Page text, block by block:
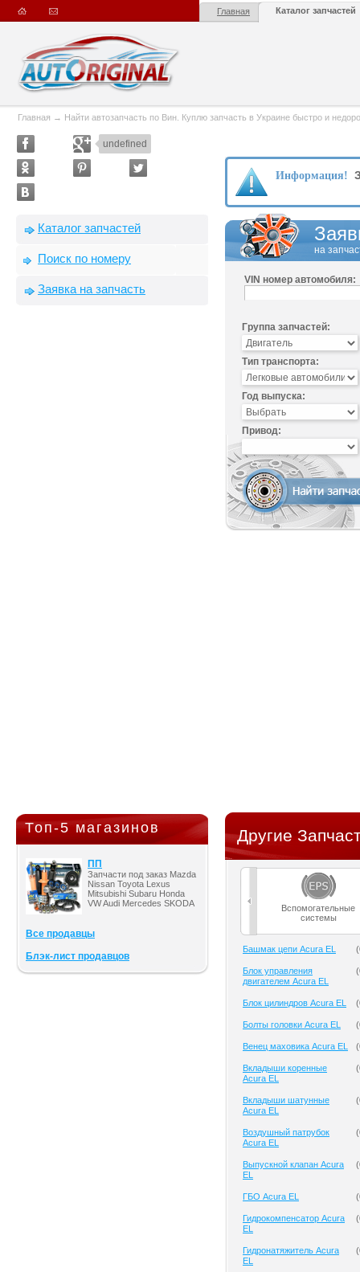
Главная Каталог запчастей
Главная → Найти автозапчасть по Вин. Куплю запчасть в Украине быстро и
undefined
Каталог запчастей
Поиск по номеру
Заявка на запчасть
Топ-5 магазинов
ПП
Запчасти под заказ Mazda
Nissan Toyota Lexus
Mitsubishi Subaru Honda
VW Audi Mercedes SKODA
Все продавцы
Блэк-лист продавцов
Информация!
на
VIN номер автомобиля:
Группа запчастей:
Тип транспорта:
Год выпуска:
Привод:
Другие
Вспомогательные
системы
Башмак цепи Acura EL (
Блок управления
двигателем Acura EL
(
Блок цилиндров Acura EL (
Болты головки Acura EL (
Венец маховика Acura EL (
Вкладыши коренные
Acura EL
(
Вкладыши шатунные
Acura EL
(
Воздушный патрубок
Acura EL
(
Выпускной клапан Acura
EL
(
ГБО Acura EL (
Гидрокомпенсатор Acura
EL
(
Гидронатяжитель Acura
EL
(